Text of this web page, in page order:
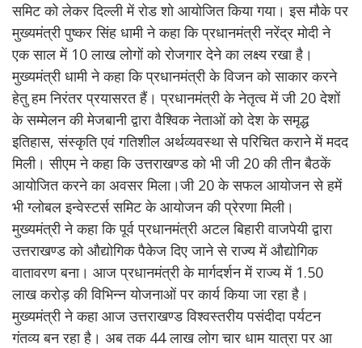
समिट को लेकर दिल्ली में रोड शो आयोजित किया गया। इस मौके पर
मुख्यमंत्री पुष्कर सिंह धामी ने कहा कि प्रधानमंत्री नरेंद्र मोदी ने
एक साल में 10 लाख लोगों को रोजगार देने का लक्ष्य रखा है।
मुख्यमंत्री धामी ने कहा कि प्रधानमंत्री के विजन को साकार करने
हेतु हम निरंतर प्रयासरत हैं। प्रधानमंत्री के नेतृत्व में जी 20 देशों
के सम्मेलन की मेजबानी द्वारा वैश्विक नेताओं को देश के समृद्ध
इतिहास, संस्कृति एवं गतिशील अर्थव्यवस्था से परिचित कराने में मदद
मिली। सीएम ने कहा कि उत्तराखण्ड को भी जी 20 की तीन बैठकें
आयोजित करने का अवसर मिला।जी 20 के सफल आयोजन से हमें
भी ग्लोबल इन्वेस्टर्स समिट के आयोजन की प्रेरणा मिली।
मुख्यमंत्री ने कहा कि पूर्व प्रधानमंत्री अटल बिहारी वाजपेयी द्वारा
उत्तराखण्ड को औद्योगिक पैकेज दिए जाने से राज्य में औद्योगिक
वातावरण बना। आज प्रधानमंत्री के मार्गदर्शन में राज्य में 1.50
लाख करोड़ की विभिन्न योजनाओं पर कार्य किया जा रहा है।
मुख्यमंत्री ने कहा आज उत्तराखण्ड विश्वस्तरीय पसंदीदा पर्यटन
गंतव्य बन रहा है। अब तक 44 लाख लोग चार धाम यात्रा पर आ